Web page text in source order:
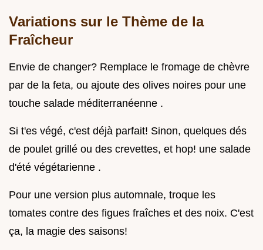
Variations sur le Thème de la
Fraîcheur
Envie de changer? Remplace le fromage de chèvre
par de la feta, ou ajoute des olives noires pour une
touche salade méditerranéenne .
Si t'es végé, c'est déjà parfait! Sinon, quelques dés
de poulet grillé ou des crevettes, et hop! une salade
d'été végétarienne .
Pour une version plus automnale, troque les
tomates contre des figues fraîches et des noix. C'est
ça, la magie des saisons!